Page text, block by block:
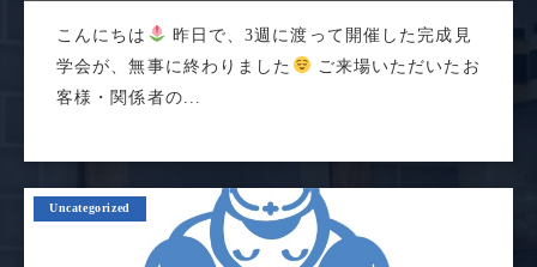
こんにちは
昨日で、3週に渡って開催した完成見
学会が、無事に終わりました
ご来場いただいたお
客様・関係者の...
Uncategorized